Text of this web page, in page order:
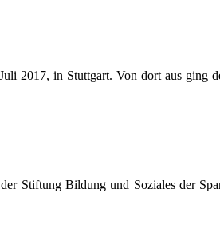
2017, in Stuttgart. Von dort aus ging
Stiftung Bildung und Soziales der